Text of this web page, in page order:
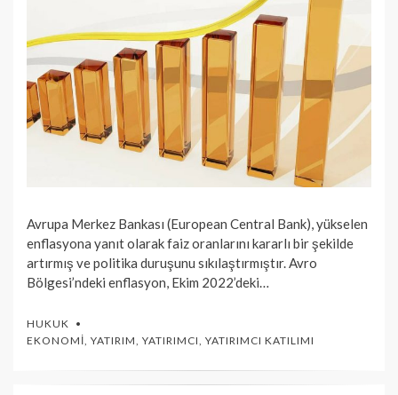
Avrupa Merkez Bankası (European Central Bank), yükselen
enflasyona yanıt olarak faiz oranlarını kararlı bir şekilde
artırmış ve politika duruşunu sıkılaştırmıştır. Avro
Bölgesi’ndeki enflasyon, Ekim 2022’deki…
HUKUK
EKONOMI YATIRIM YATIRIMCI YATIRIMCI KATILIMI